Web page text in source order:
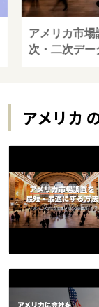
アメリカ市
次・二次デー
アメリカ